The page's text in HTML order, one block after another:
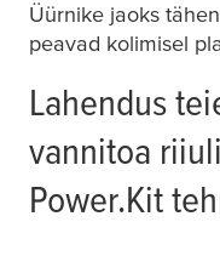
Üürnike jaoks
peavad kolimisel
Lahendus
vannitoa
Power.Kit